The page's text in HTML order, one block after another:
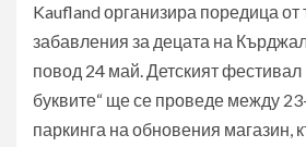
Kaufland организира поредица от
забавления за децата на
повод 24 май. Детският фестивал
буквите“ ще се проведе между
паркинга на обновения магазин,